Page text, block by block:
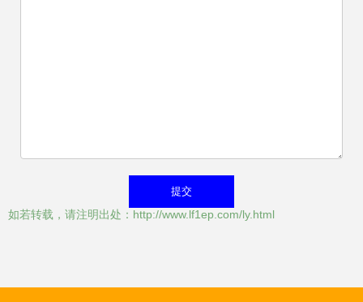
如若转载，请注明出处：http://www.lf1ep.com/ly.html